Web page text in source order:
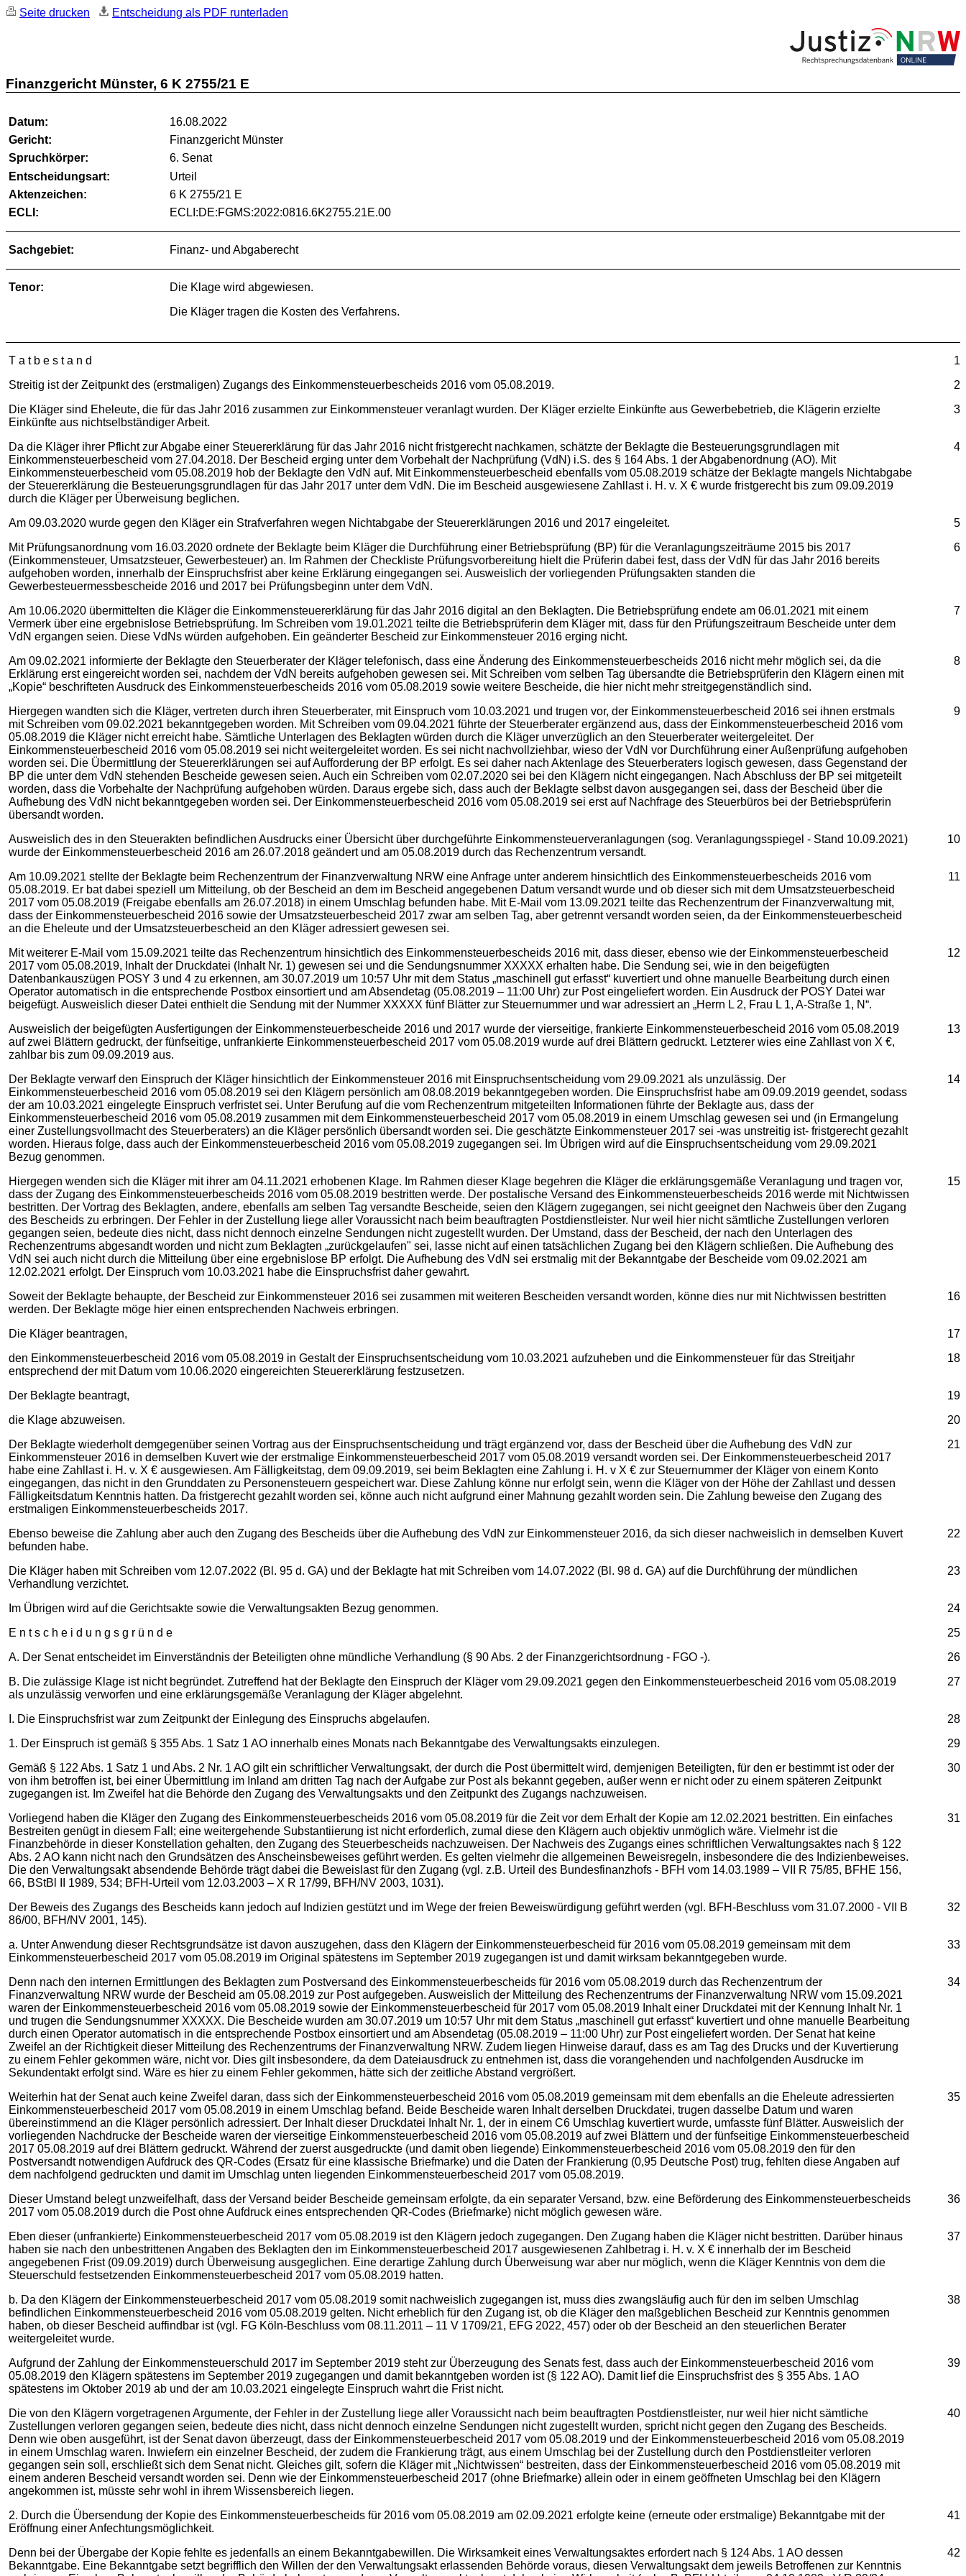
Seite drucken Entscheidung als PDF runterladen
Finanzgericht Münster, 6 K 2755/21 E
Datum:
16.08.2022
Gericht:
Finanzgericht Münster
Spruchkörper:
6. Senat
Entscheidungsart:
Urteil
Aktenzeichen:
6 K 2755/21 E
ECLI:
ECLI:DE:FGMS:2022:0816.6K2755.21E.00
Sachgebiet: Finanz- und Abgaberecht
Tenor:
Die Klage wird abgewiesen.
Die Kläger tragen die Kosten des Verfahrens.
1
T a t b e s t a n d
2
Streitig ist der Zeitpunkt des (erstmaligen) Zugangs des Einkommensteuerbescheids 2016 vom 05.08.2019.
3
Die Kläger sind Eheleute, die für das Jahr 2016 zusammen zur Einkommensteuer veranlagt wurden. Der Kläger erzielte Einkünfte aus Gewerbebetrieb, die Klägerin erzielte
Einkünfte aus nichtselbständiger Arbeit.
4
Da die Kläger ihrer Pflicht zur Abgabe einer Steuererklärung für das Jahr 2016 nicht fristgerecht nachkamen, schätzte der Beklagte die Besteuerungsgrundlagen mit
Einkommensteuerbescheid vom 27.04.2018. Der Bescheid erging unter dem Vorbehalt der Nachprüfung (VdN) i.S. des § 164 Abs. 1 der Abgabenordnung (AO). Mit
Einkommensteuerbescheid vom 05.08.2019 hob der Beklagte den VdN auf. Mit Einkommensteuerbescheid ebenfalls vom 05.08.2019 schätze der Beklagte mangels Nichtabgabe
der Steuererklärung die Besteuerungsgrundlagen für das Jahr 2017 unter dem VdN. Die im Bescheid ausgewiesene Zahllast i. H. v. X € wurde fristgerecht bis zum 09.09.2019
durch die Kläger per Überweisung beglichen.
5
Am 09.03.2020 wurde gegen den Kläger ein Strafverfahren wegen Nichtabgabe der Steuererklärungen 2016 und 2017 eingeleitet.
6
Mit Prüfungsanordnung vom 16.03.2020 ordnete der Beklagte beim Kläger die Durchführung einer Betriebsprüfung (BP) für die Veranlagungszeiträume 2015 bis 2017
(Einkommensteuer, Umsatzsteuer, Gewerbesteuer) an. Im Rahmen der Checkliste Prüfungsvorbereitung hielt die Prüferin dabei fest, dass der VdN für das Jahr 2016 bereits
aufgehoben worden, innerhalb der Einspruchsfrist aber keine Erklärung eingegangen sei. Ausweislich der vorliegenden Prüfungsakten standen die
Gewerbesteuermessbescheide 2016 und 2017 bei Prüfungsbeginn unter dem VdN.
7
Am 10.06.2020 übermittelten die Kläger die Einkommensteuererklärung für das Jahr 2016 digital an den Beklagten. Die Betriebsprüfung endete am 06.01.2021 mit einem
Vermerk über eine ergebnislose Betriebsprüfung. Im Schreiben vom 19.01.2021 teilte die Betriebsprüferin dem Kläger mit, dass für den Prüfungszeitraum Bescheide unter dem
VdN ergangen seien. Diese VdNs würden aufgehoben. Ein geänderter Bescheid zur Einkommensteuer 2016 erging nicht.
8
Am 09.02.2021 informierte der Beklagte den Steuerberater der Kläger telefonisch, dass eine Änderung des Einkommensteuerbescheids 2016 nicht mehr möglich sei, da die
Erklärung erst eingereicht worden sei, nachdem der VdN bereits aufgehoben gewesen sei. Mit Schreiben vom selben Tag übersandte die Betriebsprüferin den Klägern einen mit
„Kopie“ beschrifteten Ausdruck des Einkommensteuerbescheids 2016 vom 05.08.2019 sowie weitere Bescheide, die hier nicht mehr streitgegenständlich sind.
9
Hiergegen wandten sich die Kläger, vertreten durch ihren Steuerberater, mit Einspruch vom 10.03.2021 und trugen vor, der Einkommensteuerbescheid 2016 sei ihnen erstmals
mit Schreiben vom 09.02.2021 bekanntgegeben worden. Mit Schreiben vom 09.04.2021 führte der Steuerberater ergänzend aus, dass der Einkommensteuerbescheid 2016 vom
05.08.2019 die Kläger nicht erreicht habe. Sämtliche Unterlagen des Beklagten würden durch die Kläger unverzüglich an den Steuerberater weitergeleitet. Der
Einkommensteuerbescheid 2016 vom 05.08.2019 sei nicht weitergeleitet worden. Es sei nicht nachvollziehbar, wieso der VdN vor Durchführung einer Außenprüfung aufgehoben
worden sei. Die Übermittlung der Steuererklärungen sei auf Aufforderung der BP erfolgt. Es sei daher nach Aktenlage des Steuerberaters logisch gewesen, dass Gegenstand der
BP die unter dem VdN stehenden Bescheide gewesen seien. Auch ein Schreiben vom 02.07.2020 sei bei den Klägern nicht eingegangen. Nach Abschluss der BP sei mitgeteilt
worden, dass die Vorbehalte der Nachprüfung aufgehoben würden. Daraus ergebe sich, dass auch der Beklagte selbst davon ausgegangen sei, dass der Bescheid über die
Aufhebung des VdN nicht bekanntgegeben worden sei. Der Einkommensteuerbescheid 2016 vom 05.08.2019 sei erst auf Nachfrage des Steuerbüros bei der Betriebsprüferin
übersandt worden.
10
Ausweislich des in den Steuerakten befindlichen Ausdrucks einer Übersicht über durchgeführte Einkommensteuerveranlagungen (sog. Veranlagungsspiegel - Stand 10.09.2021)
wurde der Einkommensteuerbescheid 2016 am 26.07.2018 geändert und am 05.08.2019 durch das Rechenzentrum versandt.
11
Am 10.09.2021 stellte der Beklagte beim Rechenzentrum der Finanzverwaltung NRW eine Anfrage unter anderem hinsichtlich des Einkommensteuerbescheids 2016 vom
05.08.2019. Er bat dabei speziell um Mitteilung, ob der Bescheid an dem im Bescheid angegebenen Datum versandt wurde und ob dieser sich mit dem Umsatzsteuerbescheid
2017 vom 05.08.2019 (Freigabe ebenfalls am 26.07.2018) in einem Umschlag befunden habe. Mit E-Mail vom 13.09.2021 teilte das Rechenzentrum der Finanzverwaltung mit,
dass der Einkommensteuerbescheid 2016 sowie der Umsatzsteuerbescheid 2017 zwar am selben Tag, aber getrennt versandt worden seien, da der Einkommensteuerbescheid
an die Eheleute und der Umsatzsteuerbescheid an den Kläger adressiert gewesen sei.
12
Mit weiterer E-Mail vom 15.09.2021 teilte das Rechenzentrum hinsichtlich des Einkommensteuerbescheids 2016 mit, dass dieser, ebenso wie der Einkommensteuerbescheid
2017 vom 05.08.2019, Inhalt der Druckdatei (Inhalt Nr. 1) gewesen sei und die Sendungsnummer XXXXX erhalten habe. Die Sendung sei, wie in den beigefügten
Datenbankauszügen POSY 3 und 4 zu erkennen, am 30.07.2019 um 10:57 Uhr mit dem Status „maschinell gut erfasst“ kuvertiert und ohne manuelle Bearbeitung durch einen
Operator automatisch in die entsprechende Postbox einsortiert und am Absendetag (05.08.2019 – 11:00 Uhr) zur Post eingeliefert worden. Ein Ausdruck der POSY Datei war
beigefügt. Ausweislich dieser Datei enthielt die Sendung mit der Nummer XXXXX fünf Blätter zur Steuernummer und war adressiert an „Herrn L 2, Frau L 1, A-Straße 1, N“.
13
Ausweislich der beigefügten Ausfertigungen der Einkommensteuerbescheide 2016 und 2017 wurde der vierseitige, frankierte Einkommensteuerbescheid 2016 vom 05.08.2019
auf zwei Blättern gedruckt, der fünfseitige, unfrankierte Einkommensteuerbescheid 2017 vom 05.08.2019 wurde auf drei Blättern gedruckt. Letzterer wies eine Zahllast von X €,
zahlbar bis zum 09.09.2019 aus.
14
Der Beklagte verwarf den Einspruch der Kläger hinsichtlich der Einkommensteuer 2016 mit Einspruchsentscheidung vom 29.09.2021 als unzulässig. Der
Einkommensteuerbescheid 2016 vom 05.08.2019 sei den Klägern persönlich am 08.08.2019 bekanntgegeben worden. Die Einspruchsfrist habe am 09.09.2019 geendet, sodass
der am 10.03.2021 eingelegte Einspruch verfristet sei. Unter Berufung auf die vom Rechenzentrum mitgeteilten Informationen führte der Beklagte aus, dass der
Einkommensteuerbescheid 2016 vom 05.08.2019 zusammen mit dem Einkommensteuerbescheid 2017 vom 05.08.2019 in einem Umschlag gewesen sei und (in Ermangelung
einer Zustellungsvollmacht des Steuerberaters) an die Kläger persönlich übersandt worden sei. Die geschätzte Einkommensteuer 2017 sei -was unstreitig ist- fristgerecht gezahlt
worden. Hieraus folge, dass auch der Einkommensteuerbescheid 2016 vom 05.08.2019 zugegangen sei. Im Übrigen wird auf die Einspruchsentscheidung vom 29.09.2021
Bezug genommen.
15
Hiergegen wenden sich die Kläger mit ihrer am 04.11.2021 erhobenen Klage. Im Rahmen dieser Klage begehren die Kläger die erklärungsgemäße Veranlagung und tragen vor,
dass der Zugang des Einkommensteuerbescheids 2016 vom 05.08.2019 bestritten werde. Der postalische Versand des Einkommensteuerbescheids 2016 werde mit Nichtwissen
bestritten. Der Vortrag des Beklagten, andere, ebenfalls am selben Tag versandte Bescheide, seien den Klägern zugegangen, sei nicht geeignet den Nachweis über den Zugang
des Bescheids zu erbringen. Der Fehler in der Zustellung liege aller Voraussicht nach beim beauftragten Postdienstleister. Nur weil hier nicht sämtliche Zustellungen verloren
gegangen seien, bedeute dies nicht, dass nicht dennoch einzelne Sendungen nicht zugestellt wurden. Der Umstand, dass der Bescheid, der nach den Unterlagen des
Rechenzentrums abgesandt worden und nicht zum Beklagten „zurückgelaufen" sei, lasse nicht auf einen tatsächlichen Zugang bei den Klägern schließen. Die Aufhebung des
VdN sei auch nicht durch die Mitteilung über eine ergebnislose BP erfolgt. Die Aufhebung des VdN sei erstmalig mit der Bekanntgabe der Bescheide vom 09.02.2021 am
12.02.2021 erfolgt. Der Einspruch vom 10.03.2021 habe die Einspruchsfrist daher gewahrt.
16
Soweit der Beklagte behaupte, der Bescheid zur Einkommensteuer 2016 sei zusammen mit weiteren Bescheiden versandt worden, könne dies nur mit Nichtwissen bestritten
werden. Der Beklagte möge hier einen entsprechenden Nachweis erbringen.
17
Die Kläger beantragen,
18
den Einkommensteuerbescheid 2016 vom 05.08.2019 in Gestalt der Einspruchsentscheidung vom 10.03.2021 aufzuheben und die Einkommensteuer für das Streitjahr
entsprechend der mit Datum vom 10.06.2020 eingereichten Steuererklärung festzusetzen.
19
Der Beklagte beantragt,
20
die Klage abzuweisen.
21
Der Beklagte wiederholt demgegenüber seinen Vortrag aus der Einspruchsentscheidung und trägt ergänzend vor, dass der Bescheid über die Aufhebung des VdN zur
Einkommensteuer 2016 in demselben Kuvert wie der erstmalige Einkommensteuerbescheid 2017 vom 05.08.2019 versandt worden sei. Der Einkommensteuerbescheid 2017
habe eine Zahllast i. H. v. X € ausgewiesen. Am Fälligkeitstag, dem 09.09.2019, sei beim Beklagten eine Zahlung i. H. v X € zur Steuernummer der Kläger von einem Konto
eingegangen, das nicht in den Grunddaten zu Personensteuern gespeichert war. Diese Zahlung könne nur erfolgt sein, wenn die Kläger von der Höhe der Zahllast und dessen
Fälligkeitsdatum Kenntnis hatten. Da fristgerecht gezahlt worden sei, könne auch nicht aufgrund einer Mahnung gezahlt worden sein. Die Zahlung beweise den Zugang des
erstmaligen Einkommensteuerbescheids 2017.
22
Ebenso beweise die Zahlung aber auch den Zugang des Bescheids über die Aufhebung des VdN zur Einkommensteuer 2016, da sich dieser nachweislich in demselben Kuvert
befunden habe.
23
Die Kläger haben mit Schreiben vom 12.07.2022 (Bl. 95 d. GA) und der Beklagte hat mit Schreiben vom 14.07.2022 (Bl. 98 d. GA) auf die Durchführung der mündlichen
Verhandlung verzichtet.
24
Im Übrigen wird auf die Gerichtsakte sowie die Verwaltungsakten Bezug genommen.
25
E n t s c h e i d u n g s g r ü n d e
26
A. Der Senat entscheidet im Einverständnis der Beteiligten ohne mündliche Verhandlung (§ 90 Abs. 2 der Finanzgerichtsordnung - FGO -).
27
B. Die zulässige Klage ist nicht begründet. Zutreffend hat der Beklagte den Einspruch der Kläger vom 29.09.2021 gegen den Einkommensteuerbescheid 2016 vom 05.08.2019
als unzulässig verworfen und eine erklärungsgemäße Veranlagung der Kläger abgelehnt.
28
I. Die Einspruchsfrist war zum Zeitpunkt der Einlegung des Einspruchs abgelaufen.
29
1. Der Einspruch ist gemäß § 355 Abs. 1 Satz 1 AO innerhalb eines Monats nach Bekanntgabe des Verwaltungsakts einzulegen.
30
Gemäß § 122 Abs. 1 Satz 1 und Abs. 2 Nr. 1 AO gilt ein schriftlicher Verwaltungsakt, der durch die Post übermittelt wird, demjenigen Beteiligten, für den er bestimmt ist oder der
von ihm betroffen ist, bei einer Übermittlung im Inland am dritten Tag nach der Aufgabe zur Post als bekannt gegeben, außer wenn er nicht oder zu einem späteren Zeitpunkt
zugegangen ist. Im Zweifel hat die Behörde den Zugang des Verwaltungsakts und den Zeitpunkt des Zugangs nachzuweisen.
31
Vorliegend haben die Kläger den Zugang des Einkommensteuerbescheids 2016 vom 05.08.2019 für die Zeit vor dem Erhalt der Kopie am 12.02.2021 bestritten. Ein einfaches
Bestreiten genügt in diesem Fall; eine weitergehende Substantiierung ist nicht erforderlich, zumal diese den Klägern auch objektiv unmöglich wäre. Vielmehr ist die
Finanzbehörde in dieser Konstellation gehalten, den Zugang des Steuerbescheids nachzuweisen. Der Nachweis des Zugangs eines schriftlichen Verwaltungsaktes nach § 122
Abs. 2 AO kann nicht nach den Grundsätzen des Anscheinsbeweises geführt werden. Es gelten vielmehr die allgemeinen Beweisregeln, insbesondere die des Indizienbeweises.
Die den Verwaltungsakt absendende Behörde trägt dabei die Beweislast für den Zugang (vgl. z.B. Urteil des Bundesfinanzhofs - BFH vom 14.03.1989 – VII R 75/85, BFHE 156,
66, BStBl II 1989, 534; BFH-Urteil vom 12.03.2003 – X R 17/99, BFH/NV 2003, 1031).
32
Der Beweis des Zugangs des Bescheids kann jedoch auf Indizien gestützt und im Wege der freien Beweiswürdigung geführt werden (vgl. BFH-Beschluss vom 31.07.2000 - VII B
86/00, BFH/NV 2001, 145).
33
a. Unter Anwendung dieser Rechtsgrundsätze ist davon auszugehen, dass den Klägern der Einkommensteuerbescheid für 2016 vom 05.08.2019 gemeinsam mit dem
Einkommensteuerbescheid 2017 vom 05.08.2019 im Original spätestens im September 2019 zugegangen ist und damit wirksam bekanntgegeben wurde.
34
Denn nach den internen Ermittlungen des Beklagten zum Postversand des Einkommensteuerbescheids für 2016 vom 05.08.2019 durch das Rechenzentrum der
Finanzverwaltung NRW wurde der Bescheid am 05.08.2019 zur Post aufgegeben. Ausweislich der Mitteilung des Rechenzentrums der Finanzverwaltung NRW vom 15.09.2021
waren der Einkommensteuerbescheid 2016 vom 05.08.2019 sowie der Einkommensteuerbescheid für 2017 vom 05.08.2019 Inhalt einer Druckdatei mit der Kennung Inhalt Nr. 1
und trugen die Sendungsnummer XXXXX. Die Bescheide wurden am 30.07.2019 um 10:57 Uhr mit dem Status „maschinell gut erfasst“ kuvertiert und ohne manuelle Bearbeitung
durch einen Operator automatisch in die entsprechende Postbox einsortiert und am Absendetag (05.08.2019 – 11:00 Uhr) zur Post eingeliefert worden. Der Senat hat keine
Zweifel an der Richtigkeit dieser Mitteilung des Rechenzentrums der Finanzverwaltung NRW. Zudem liegen Hinweise darauf, dass es am Tag des Drucks und der Kuvertierung
zu einem Fehler gekommen wäre, nicht vor. Dies gilt insbesondere, da dem Dateiausdruck zu entnehmen ist, dass die vorangehenden und nachfolgenden Ausdrucke im
Sekundentakt erfolgt sind. Wäre es hier zu einem Fehler gekommen, hätte sich der zeitliche Abstand vergrößert.
35
Weiterhin hat der Senat auch keine Zweifel daran, dass sich der Einkommensteuerbescheid 2016 vom 05.08.2019 gemeinsam mit dem ebenfalls an die Eheleute adressierten
Einkommensteuerbescheid 2017 vom 05.08.2019 in einem Umschlag befand. Beide Bescheide waren Inhalt derselben Druckdatei, trugen dasselbe Datum und waren
übereinstimmend an die Kläger persönlich adressiert. Der Inhalt dieser Druckdatei Inhalt Nr. 1, der in einem C6 Umschlag kuvertiert wurde, umfasste fünf Blätter. Ausweislich der
vorliegenden Nachdrucke der Bescheide waren der vierseitige Einkommensteuerbescheid 2016 vom 05.08.2019 auf zwei Blättern und der fünfseitige Einkommensteuerbescheid
2017 05.08.2019 auf drei Blättern gedruckt. Während der zuerst ausgedruckte (und damit oben liegende) Einkommensteuerbescheid 2016 vom 05.08.2019 den für den
Postversandt notwendigen Aufdruck des QR-Codes (Ersatz für eine klassische Briefmarke) und die Daten der Frankierung (0,95 Deutsche Post) trug, fehlten diese Angaben auf
dem nachfolgend gedruckten und damit im Umschlag unten liegenden Einkommensteuerbescheid 2017 vom 05.08.2019.
36
Dieser Umstand belegt unzweifelhaft, dass der Versand beider Bescheide gemeinsam erfolgte, da ein separater Versand, bzw. eine Beförderung des Einkommensteuerbescheids
2017 vom 05.08.2019 durch die Post ohne Aufdruck eines entsprechenden QR-Codes (Briefmarke) nicht möglich gewesen wäre.
37
Eben dieser (unfrankierte) Einkommensteuerbescheid 2017 vom 05.08.2019 ist den Klägern jedoch zugegangen. Den Zugang haben die Kläger nicht bestritten. Darüber hinaus
haben sie nach den unbestrittenen Angaben des Beklagten den im Einkommensteuerbescheid 2017 ausgewiesenen Zahlbetrag i. H. v. X € innerhalb der im Bescheid
angegebenen Frist (09.09.2019) durch Überweisung ausgeglichen. Eine derartige Zahlung durch Überweisung war aber nur möglich, wenn die Kläger Kenntnis von dem die
Steuerschuld festsetzenden Einkommensteuerbescheid 2017 vom 05.08.2019 hatten.
38
b. Da den Klägern der Einkommensteuerbescheid 2017 vom 05.08.2019 somit nachweislich zugegangen ist, muss dies zwangsläufig auch für den im selben Umschlag
befindlichen Einkommensteuerbescheid 2016 vom 05.08.2019 gelten. Nicht erheblich für den Zugang ist, ob die Kläger den maßgeblichen Bescheid zur Kenntnis genommen
haben, ob dieser Bescheid auffindbar ist (vgl. FG Köln-Beschluss vom 08.11.2011 – 11 V 1709/21, EFG 2022, 457) oder ob der Bescheid an den steuerlichen Berater
weitergeleitet wurde.
39
Aufgrund der Zahlung der Einkommensteuerschuld 2017 im September 2019 steht zur Überzeugung des Senats fest, dass auch der Einkommensteuerbescheid 2016 vom
05.08.2019 den Klägern spätestens im September 2019 zugegangen und damit bekanntgeben worden ist (§ 122 AO). Damit lief die Einspruchsfrist des § 355 Abs. 1 AO
spätestens im Oktober 2019 ab und der am 10.03.2021 eingelegte Einspruch wahrt die Frist nicht.
40
Die von den Klägern vorgetragenen Argumente, der Fehler in der Zustellung liege aller Voraussicht nach beim beauftragten Postdienstleister, nur weil hier nicht sämtliche
Zustellungen verloren gegangen seien, bedeute dies nicht, dass nicht dennoch einzelne Sendungen nicht zugestellt wurden, spricht nicht gegen den Zugang des Bescheids.
Denn wie oben ausgeführt, ist der Senat davon überzeugt, dass der Einkommensteuerbescheid 2017 vom 05.08.2019 und der Einkommensteuerbescheid 2016 vom 05.08.2019
in einem Umschlag waren. Inwiefern ein einzelner Bescheid, der zudem die Frankierung trägt, aus einem Umschlag bei der Zustellung durch den Postdienstleiter verloren
gegangen sein soll, erschließt sich dem Senat nicht. Gleiches gilt, sofern die Kläger mit „Nichtwissen“ bestreiten, dass der Einkommensteuerbescheid 2016 vom 05.08.2019 mit
einem anderen Bescheid versandt worden sei. Denn wie der Einkommensteuerbescheid 2017 (ohne Briefmarke) allein oder in einem geöffneten Umschlag bei den Klägern
angekommen ist, müsste sehr wohl in ihrem Wissensbereich liegen.
41
2. Durch die Übersendung der Kopie des Einkommensteuerbescheids für 2016 vom 05.08.2019 am 02.09.2021 erfolgte keine (erneute oder erstmalige) Bekanntgabe mit der
Eröffnung einer Anfechtungsmöglichkeit.
42
Denn bei der Übergabe der Kopie fehlte es jedenfalls an einem Bekanntgabewillen. Die Wirksamkeit eines Verwaltungsaktes erfordert nach § 124 Abs. 1 AO dessen
Bekanntgabe. Eine Bekanntgabe setzt begrifflich den Willen der den Verwaltungsakt erlassenden Behörde voraus, diesen Verwaltungsakt dem jeweils Betroffenen zur Kenntnis